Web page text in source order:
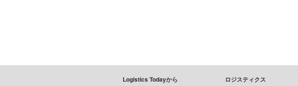
Logistics Todayから ロジスティクス